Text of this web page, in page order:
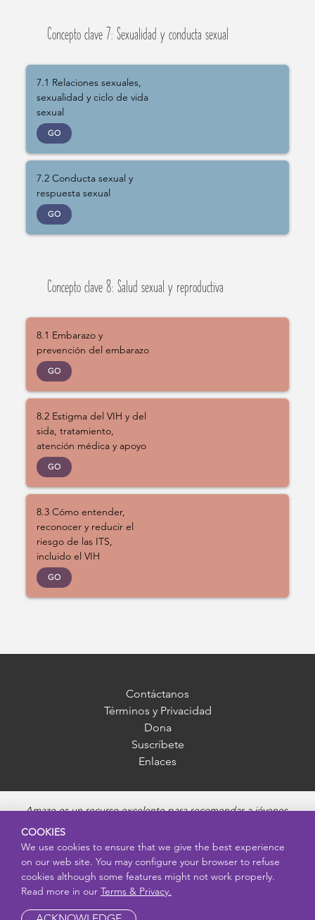
Concepto clave 7: Sexualidad y conducta sexual
7.1 Relaciones sexuales,
sexualidad y ciclo de vida
sexual
GO
7.2 Conducta sexual y
respuesta sexual
GO
Concepto clave 8: Salud sexual y reproductiva
8.1 Embarazo y
prevención del embarazo
GO
8.2 Estigma del VIH y del
sida, tratamiento,
atención médica y apoyo
GO
8.3 Cómo entender,
reconocer y reducir el
riesgo de las ITS,
incluido el VIH
GO
Contáctanos
Términos y Privacidad
Dona
Suscríbete
Enlaces
Amaze es un recurso excelente para recomendar a jóvenes,
madres, padres y educadores. Ofrece información imparcial,
precisa y adecuada para cada edad, y responde preguntas sobre
la pubertad, salud sexual, relaciones saludables, embarazo y
reproducción, seguridad en línea y enfermedades de transmisión
sexual. Amaze ofrece videos educativos atractivos y recursos más
profundos sobre cada uno de estos temas.
COOKIES
We use cookies to ensure that we give the best experience
on our web site. You may configure your browser to refuse
cookies although some features might not work properly.
Read more in our Terms & Privacy.